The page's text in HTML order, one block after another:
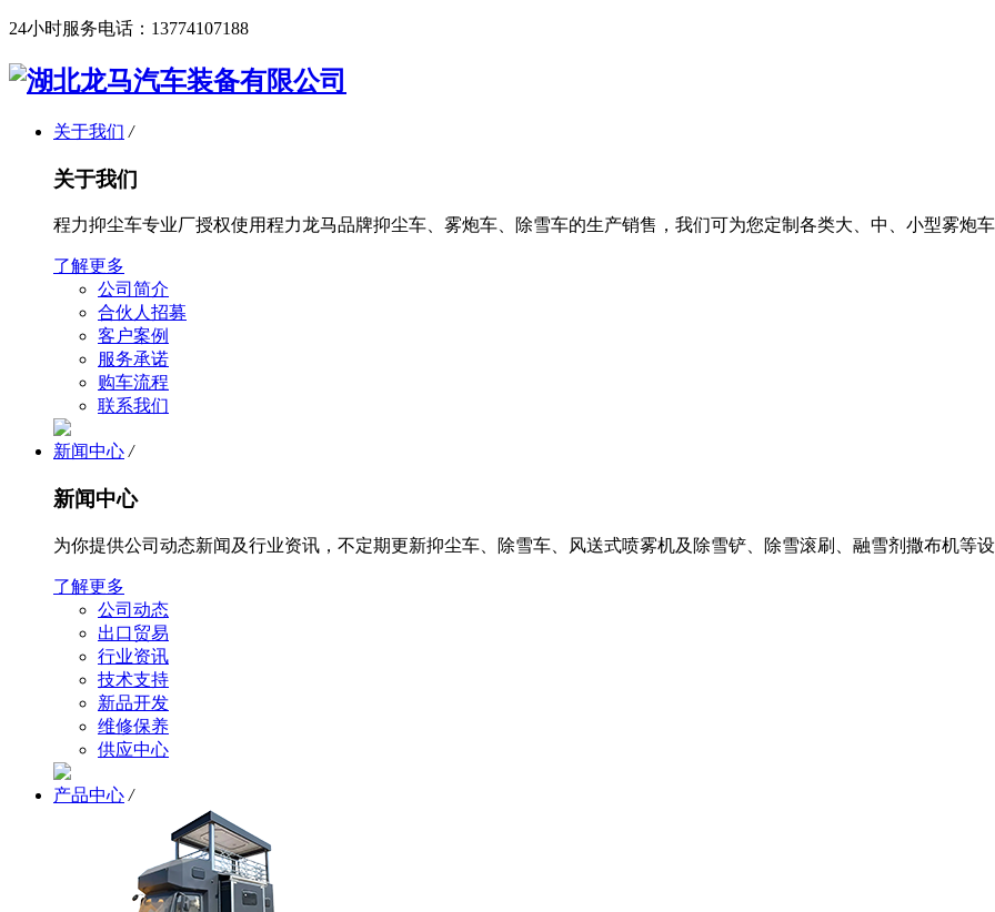
24小时服务电话： 13774107188
关于我们 /
关于我们
程力抑尘车专业厂授权使用程力龙马品牌抑尘车、雾炮车、除雪车的生产销售，我们可为您定制各类大、中、小型雾炮
了解更多
公司简介
合伙人招募
客户案例
服务承诺
购车流程
联系我们
新闻中心 /
新闻中心
为你提供公司动态新闻及行业资讯，不定期更新抑尘车、除雪车、风送式喷雾机及除雪铲、除雪滚刷、融雪剂撒布机等
了解更多
公司动态
出口贸易
行业资讯
技术支持
新品开发
维修保养
供应中心
产品中心 /